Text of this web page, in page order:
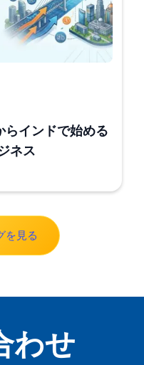
らインドで始める
ネス
を見る
わせ